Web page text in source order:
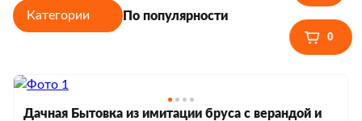
Категории По популярности
Дачная Бытовка из имитации бруса с верандой и
0